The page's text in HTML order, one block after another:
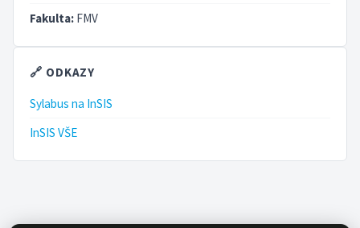
Fakulta: FMV
🔗 ODKAZY
Sylabus na InSIS
InSIS VŠE